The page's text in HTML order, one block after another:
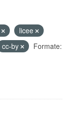
licee
cc-by
Formate: